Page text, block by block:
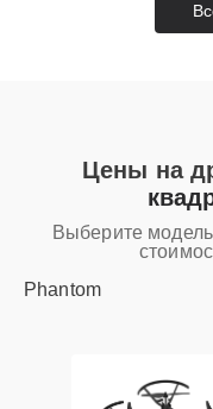
Цены на
Выберите
Phantom